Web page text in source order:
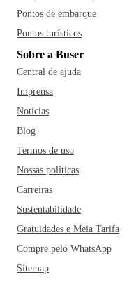
Pontos de embarque
Pontos turísticos
Sobre a Buser
Central de ajuda
Imprensa
Notícias
Blog
Termos de uso
Nossas políticas
Carreiras
Sustentabilidade
Gratuidades e Meia Tarifa
Compre pelo WhatsApp
Sitemap